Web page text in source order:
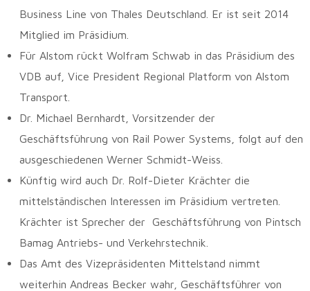
Business Line von Thales Deutschland. Er ist seit 2014
Mitglied im Präsidium.
Für Alstom rückt Wolfram Schwab in das Präsidium des
VDB auf, Vice President Regional Platform von Alstom
Transport.
Dr. Michael Bernhardt, Vorsitzender der
Geschäftsführung von Rail Power Systems, folgt auf den
ausgeschiedenen Werner Schmidt-Weiss.
Künftig wird auch Dr. Rolf-Dieter Krächter die
mittelständischen Interessen im Präsidium vertreten.
Krächter ist Sprecher der Geschäftsführung von Pintsch
Bamag Antriebs- und Verkehrstechnik.
Das Amt des Vizepräsidenten Mittelstand nimmt
weiterhin Andreas Becker wahr, Geschäftsführer von